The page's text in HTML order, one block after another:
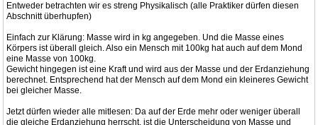
Entweder betrachten wir es streng Physikalisch (alle Praktiker dürfen diesen
Abschnitt überhupfen)
Einfach zur Klärung: Masse wird in kg angegeben. Und die Masse eines
Körpers ist überall gleich. Also ein Mensch mit 100kg hat auch auf dem Mond
eine Masse von 100kg.
Gewicht hingegen ist eine Kraft und wird aus der Masse und der Erdanziehung
berechnet. Entsprechend hat der Mensch auf dem Mond ein kleineres Gewicht
bei gleicher Masse.
Jetzt dürfen wieder alle mitlesen: Da auf der Erde mehr oder weniger überall
die gleiche Erdanziehung herrscht, ist die Unterscheidung von Masse und